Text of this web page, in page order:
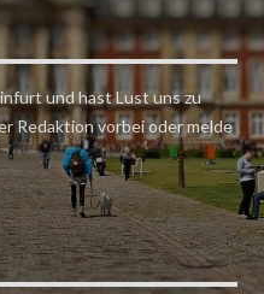
und hast Lust uns zu
Redaktion vorbei oder melde